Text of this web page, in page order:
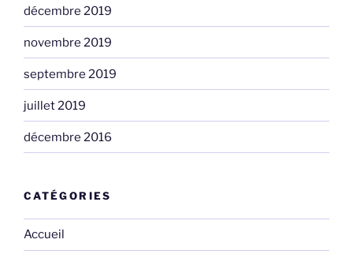
décembre 2019
novembre 2019
septembre 2019
juillet 2019
décembre 2016
CATÉGORIES
Accueil